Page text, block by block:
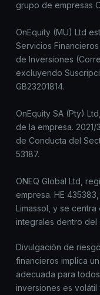
grupo de empresas
OnEquity (MU) Ltd
Servicios
de Inversiones
excluyendo
GB23201814.
OnEquity SA (Pty)
de la empresa.
de Conducta del
53187.
ONEQ Global Ltd,
empresa. HE
Limassol, y se
integrales dentro del
Divulgación de
financieros implica
adecuada para
inversiones es